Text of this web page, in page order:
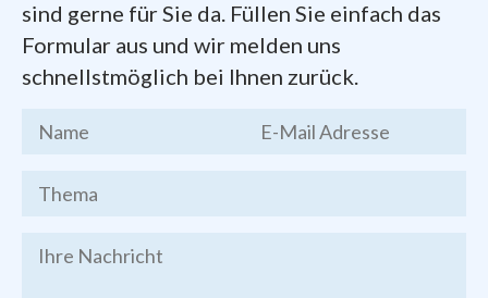
Dokumente zum Gründungsprozess der
Pfarreifinden Sie hier zum Herunterladen:
Kernthesen des Chemnitzer
Stadtgesprächs, Endfassung vom 19.
Brief des Bischofs Heinrich
Festschrift
sind gerne für Sie da. Füllen Sie einfach das
Formular aus und wir melden uns
schnellstmöglich bei Ihnen zurück.